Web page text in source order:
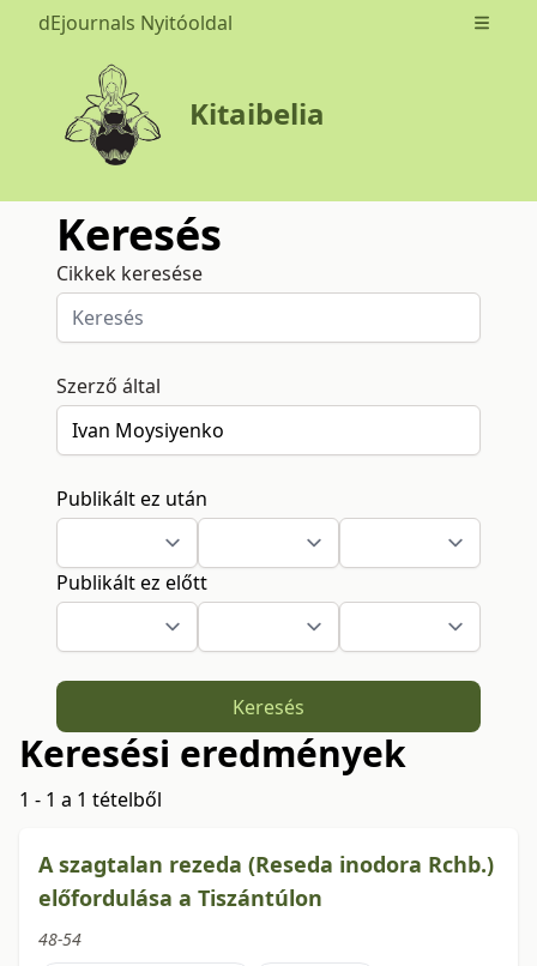
dEjournals Nyitóoldal Open
Kitaibelia
Keresés
Cikkek keresése
Szerző által
Publikált ez után
Publikált ez előtt
Keresés
Keresési eredmények
1 - 1 a 1 tételből
A szagtalan rezeda (Reseda inodora Rchb.)
előfordulása a Tiszántúlon
48-54